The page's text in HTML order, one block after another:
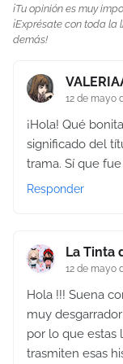
¡Tu opinión es muy
¡Exprésate con toda
demás!
12 de mayo
¡Hola! Qué
significado del
trama. Sí que
Responder
La Tinta
12 de mayo
Hola !!! Suena
muy
por lo que estas
trasmiten esas